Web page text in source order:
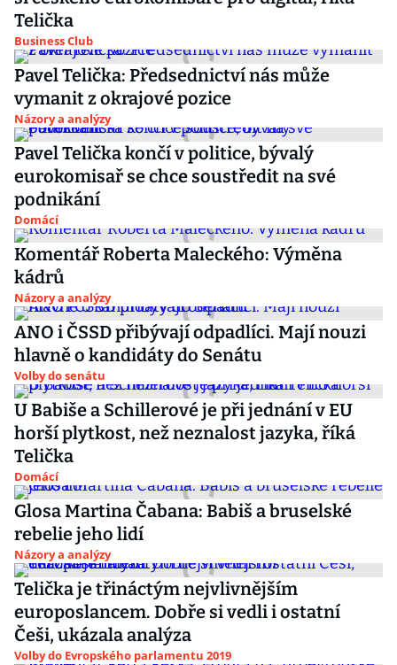
Telička
Business Club
Pavel Telička: Předsednictví nás může
vymanit z okrajové pozice
Názory a analýzy
Pavel Telička končí v politice, bývalý
eurokomisař se chce soustředit na své
podnikání
Domácí
Komentář Roberta Maleckého: Výměna
kádrů
Názory a analýzy
ANO i ČSSD přibývají odpadlíci. Mají nouzi
hlavně o kandidáty do Senátu
Volby do senátu
U Babiše a Schillerové je při jednání v EU
horší plytkost, než neznalost jazyka, říká
Telička
Domácí
Glosa Martina Čabana: Babiš a bruselské
rebelie jeho lidí
Názory a analýzy
Telička je třináctým nejvlivnějším
europoslancem. Dobře si vedli i ostatní
Češi, ukázala analýza
Volby do Evropského parlamentu 2019